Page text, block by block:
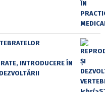
INTRODUCERE ÎN